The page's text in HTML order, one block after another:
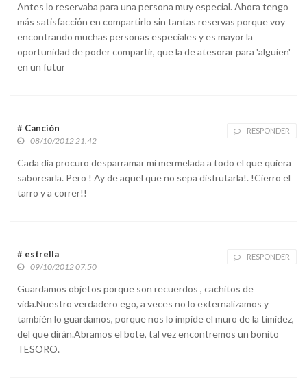
Antes lo reservaba para una persona muy especial. Ahora tengo
más satisfacción en compartirlo sin tantas reservas porque voy
encontrando muchas personas especiales y es mayor la
oportunidad de poder compartir, que la de atesorar para 'alguien'
en un futur
# Canción RESPONDER
08/10/2012 21:42
Cada día procuro desparramar mi mermelada a todo el que quiera
saborearla. Pero ! Ay de aquel que no sepa disfrutarla!. !Cierro el
tarro y a correr!!
# estrella RESPONDER
09/10/2012 07:50
Guardamos objetos porque son recuerdos , cachitos de
vida.Nuestro verdadero ego, a veces no lo externalizamos y
también lo guardamos, porque nos lo impide el muro de la timidez,
del que dirán.Abramos el bote, tal vez encontremos un bonito
TESORO.